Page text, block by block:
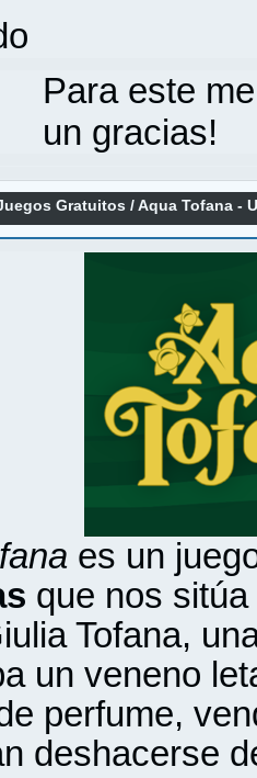
Para este
un gracias!
Gratuitos/Aqua Tofana -
es un
que nos
Tofana,
un veneno
perfume,
deshacerse